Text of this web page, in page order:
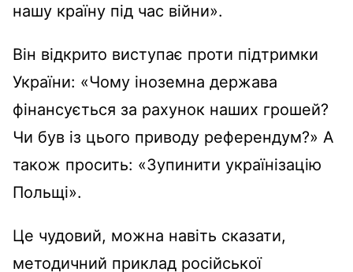
нашу країну під час війни».
Він відкрито виступає проти підтримки
України: «Чому іноземна держава
фінансується за рахунок наших грошей?
Чи був із цього приводу референдум?» А
також просить: «Зупинити українізацію
Польщі».
Це чудовий, можна навіть сказати,
методичний приклад російської